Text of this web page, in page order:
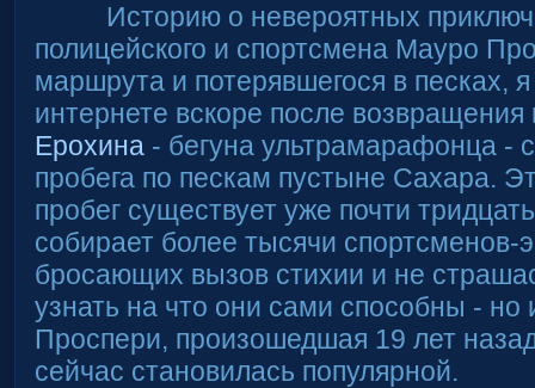
Историю о невероятных
полицейского и спортсмена Мауро
маршрута и потерявшегося в песках,
интернете вскоре после возвращения
Ерохина- бегуна ультрамарафонца -
пробега по пескам пустыне Сахара.
пробег существует уже почти
собирает более тысячи спортсменов-
бросающих вызов стихии и не
узнать на что они сами способны - но
Проспери, произошедшая 19 лет
сейчас становилась популярной.